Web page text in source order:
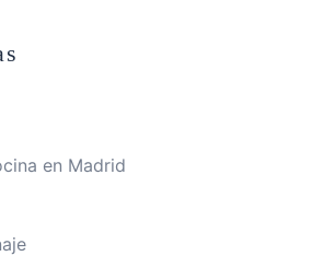
en Madrid